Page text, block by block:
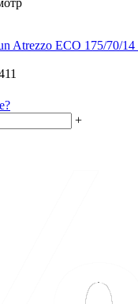
Atrezzo ECO 175/70/14
+